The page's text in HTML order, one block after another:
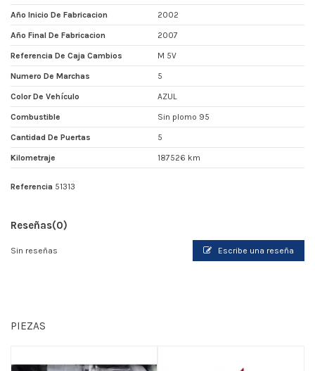
Año Inicio De Fabricacion 2002
Año Final De Fabricacion 2007
Referencia De Caja Cambios M 5V
Numero De Marchas 5
Color De Vehículo AZUL
Combustible Sin plomo 95
Cantidad De Puertas 5
Kilometraje 187526 km
Referencia 51313
Reseñas(0)
Sin reseñas Escribe una reseña
PIEZAS